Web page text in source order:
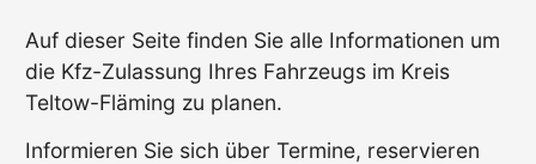
Auf dieser Seite finden Sie alle Informationen um
die Kfz-Zulassung Ihres Fahrzeugs im Kreis
Teltow-Fläming zu planen.
Informieren Sie sich über Termine, reservieren